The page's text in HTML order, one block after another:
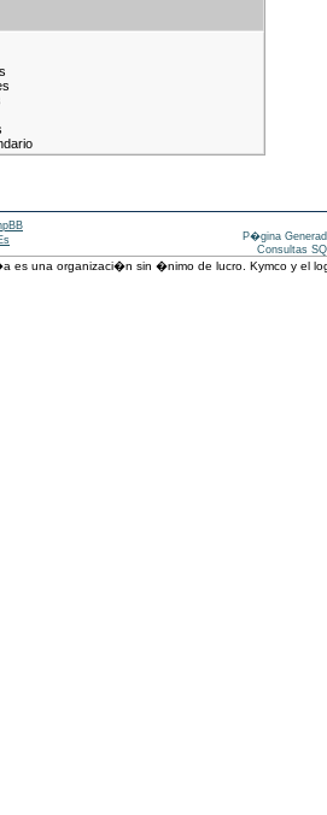
P�gina
Consultas
es una organizaci�n sin �nimo de lucro. Kymco y el